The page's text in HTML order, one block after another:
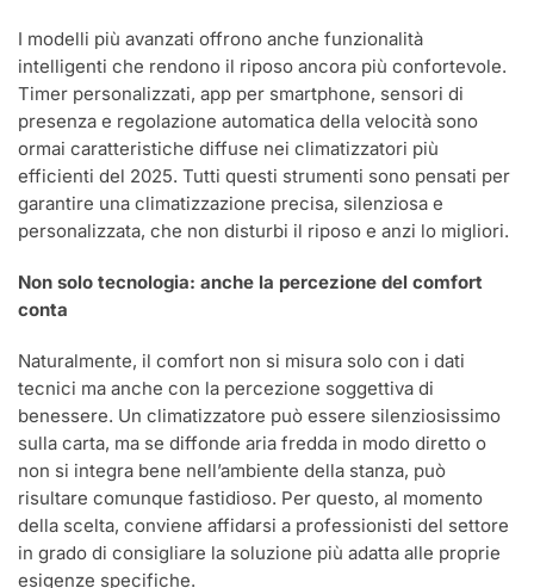
I modelli più avanzati offrono anche funzionalità
intelligenti che rendono il riposo ancora più confortevole.
Timer personalizzati, app per smartphone, sensori di
presenza e regolazione automatica della velocità sono
ormai caratteristiche diffuse nei climatizzatori più
efficienti del 2025. Tutti questi strumenti sono pensati per
garantire una climatizzazione precisa, silenziosa e
personalizzata, che non disturbi il riposo e anzi lo migliori.
Non solo tecnologia: anche la percezione del comfort
conta
Naturalmente, il comfort non si misura solo con i dati
tecnici ma anche con la percezione soggettiva di
benessere. Un climatizzatore può essere silenziosissimo
sulla carta, ma se diffonde aria fredda in modo diretto o
non si integra bene nell’ambiente della stanza, può
risultare comunque fastidioso. Per questo, al momento
della scelta, conviene affidarsi a professionisti del settore
in grado di consigliare la soluzione più adatta alle proprie
esigenze specifiche.